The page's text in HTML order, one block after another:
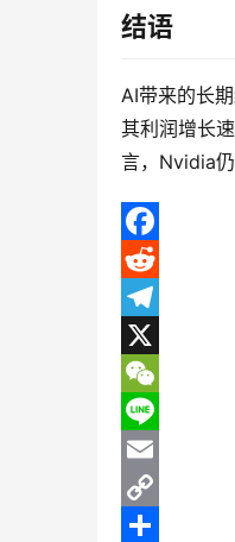
结语
AI带来的长
其利润增长
言，Nvidia仍
F
a
c
e
b
o
o
k
R
e
d
d
t
T
e
e
g
X
W
e
C
h
L
n
E
m
C